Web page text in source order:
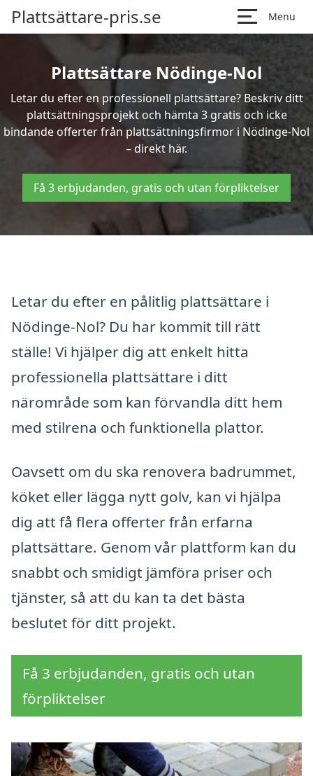
Plattsättare-pris.se Menu
Plattsättare Nödinge-Nol
Letar du efter en professionell plattsättare? Beskriv ditt
plattsättningsprojekt och hämta 3 gratis och icke
bindande offerter från plattsättningsfirmor i Nödinge-Nol
– direkt här.
Få 3 erbjudanden, gratis och utan förpliktelser
Letar du efter en pålitlig plattsättare i
Nödinge-Nol? Du har kommit till rätt
ställe! Vi hjälper dig att enkelt hitta
professionella plattsättare i ditt
närområde som kan förvandla ditt hem
med stilrena och funktionella plattor.
Oavsett om du ska renovera badrummet,
köket eller lägga nytt golv, kan vi hjälpa
dig att få flera offerter från erfarna
plattsättare. Genom vår plattform kan du
snabbt och smidigt jämföra priser och
tjänster, så att du kan ta det bästa
beslutet för ditt projekt.
Få 3 erbjudanden, gratis och utan
förpliktelser